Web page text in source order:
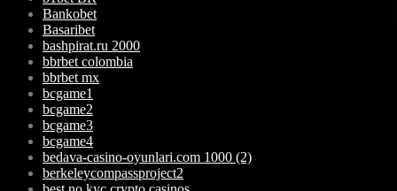
Bankobet
Basaribet
bashpirat.ru 2000
bbrbet colombia
bbrbet mx
bcgame1
bcgame2
bcgame3
bcgame4
bedava-casino-oyunlari.com 1000 (2)
berkeleycompassproject2